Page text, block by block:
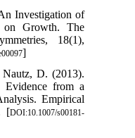
Investigation of
on Growth. The
18(1),
]
D. (2013).
from a
Empirical
[DOI:10.1007/s00181-